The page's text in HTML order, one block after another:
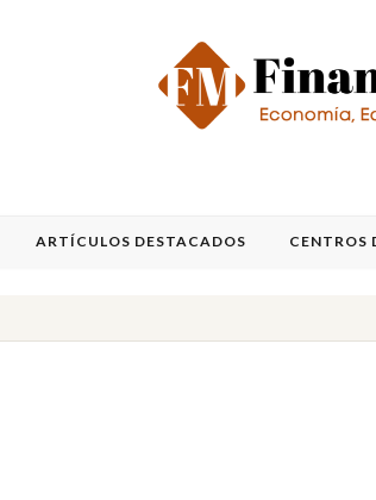
ARTÍCULOS DESTACADOS CENTROS